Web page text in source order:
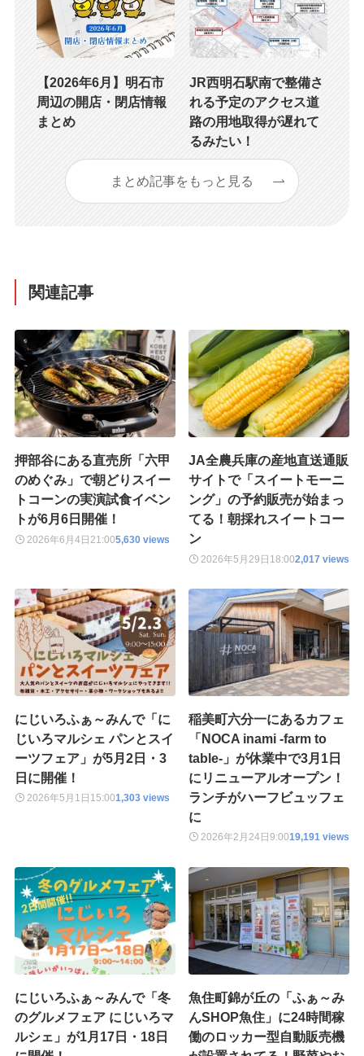
【2026年6月】明石市
周辺の開店・閉店情報
まとめ
JR西明石駅南で整備さ
れる予定のアクセス道
路の用地取得が遅れて
るみたい！
まとめ記事をもっと見る
関連記事
押部谷にある直売所「六甲
のめぐみ」で朝どりスイー
トコーンの実演試食イベン
トが6月6日開催！
2026年6月4日 21:005,630 views
JA全農兵庫の産地直送通販
サイトで「スイートモーニ
ング」の予約販売が始まっ
てる！朝採れスイートコー
ン
2026年5月29日 18:002,017 views
にじいろふぁ～みんで「に
じいろマルシェ パンとスイ
ーツフェア」が5月2日・3
日に開催！
2026年5月1日 15:001,303 views
稲美町六分一にあるカフェ
「NOCA inami -farm to
table-」が休業中で3月1日
にリニューアルオープン！
ランチがハーフビュッフェ
に
2026年2月24日9:0019,191 views
にじいろふぁ～みんで「冬
のグルメフェア にじいろマ
ルシェ」が1月17日・18日
魚住町錦が丘の「ふぁ～み
んSHOP魚住」に24時間稼
働のロッカー型自動販売機